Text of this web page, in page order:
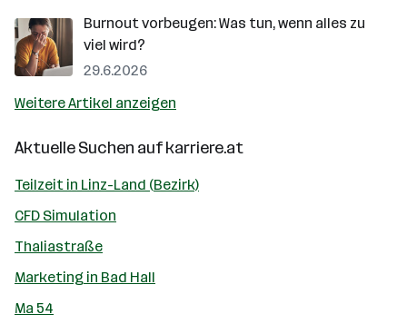
Burnout vorbeugen: Was tun, wenn alles zu
viel wird?
29.6.2026
Weitere Artikel anzeigen
Aktuelle Suchen aufkarriere.at
Teilzeit in Linz-Land (Bezirk)
CFD Simulation
Thaliastraße
Marketing in Bad Hall
Ma 54